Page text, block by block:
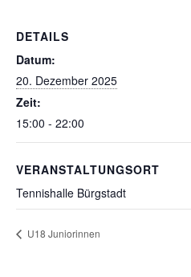
DETAILS
Datum:
20. Dezember 2025
Zeit:
15:00 - 22:00
VERANSTALTUNGSORT
Tennishalle Bürgstadt
U18 Juniorinnen